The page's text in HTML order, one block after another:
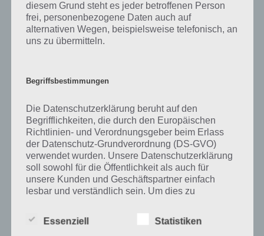
Prozent, wovon die App ihren Namen hat. Entsprechend ist 94
Prozent ein Wort und Rätsel-Spiel. Bereits über 10 Millionen mal
wurde die App mittlerweile heruntergeladen und gehört mit zu den
erfolgreichsten Spiele Apps in diesem Genre im Google Play Store
Auf WhatsApp teilen Teilen auf Facebook
Tweet auf Twitter
Mehr Artikel hier auf Touchportal
diesem Grund steht es jeder betroffenen Person
frei, personenbezogene Daten auch auf
alternativen Wegen, beispielsweise telefonisch, an
uns zu übermitteln.
Begriffsbestimmungen
Die Datenschutzerklärung beruht auf den
Begrifflichkeiten, die durch den Europäischen
Richtlinien- und Verordnungsgeber beim Erlass
der Datenschutz-Grundverordnung (DS-GVO)
verwendet wurden. Unsere Datenschutzerklärung
soll sowohl für die Öffentlichkeit als auch für
unsere Kunden und Geschäftspartner einfach
lesbar und verständlich sein. Um dies zu
Begrifflichkeiten erläutern.
Essenziell Statistiken